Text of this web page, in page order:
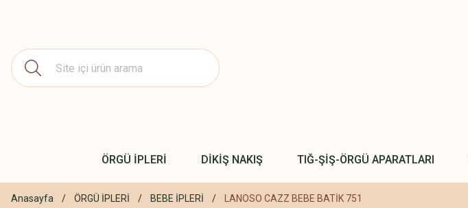
ÖRGÜ İPLERİ DİKİŞ NAKIŞ TIĞ-ŞİŞ-ÖRGÜ APARATLARI
Anasayfa ÖRGÜ İPLERİ BEBE İPLERİ LANOSO CAZZ BEBE BATİK 751